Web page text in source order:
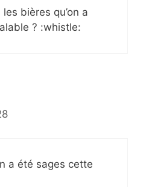
bières qu’on a
? :whistle:
a été sages cette